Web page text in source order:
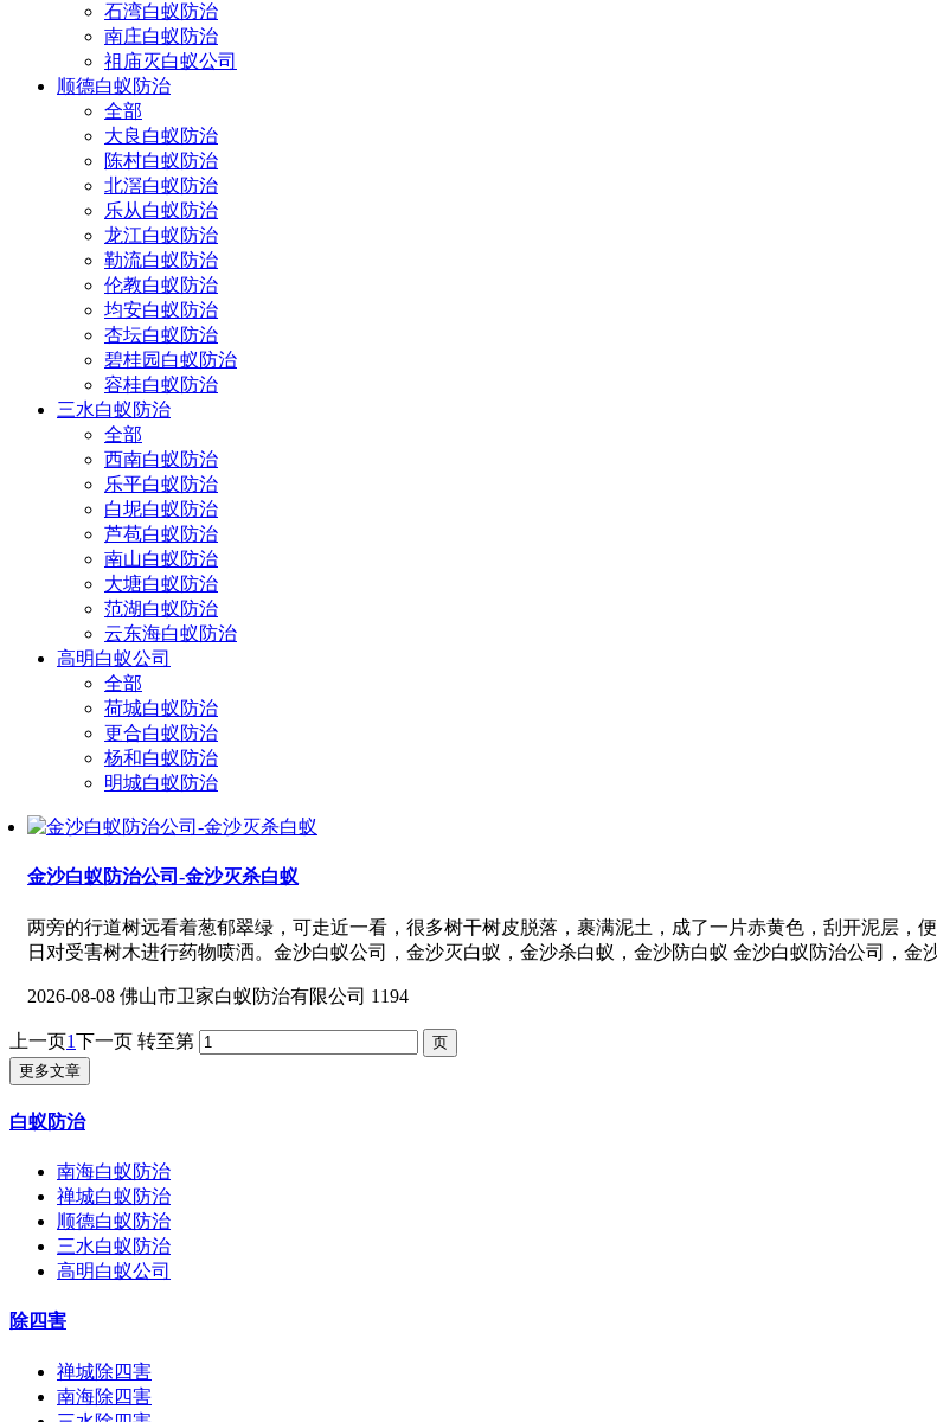
石湾白蚁防治
南庄白蚁防治
祖庙灭白蚁公司
顺德白蚁防治
全部
大良白蚁防治
陈村白蚁防治
北滘白蚁防治
乐从白蚁防治
龙江白蚁防治
勒流白蚁防治
伦教白蚁防治
均安白蚁防治
杏坛白蚁防治
碧桂园白蚁防治
容桂白蚁防治
三水白蚁防治
全部
西南白蚁防治
乐平白蚁防治
白坭白蚁防治
芦苞白蚁防治
南山白蚁防治
大塘白蚁防治
范湖白蚁防治
云东海白蚁防治
高明白蚁公司
全部
荷城白蚁防治
更合白蚁防治
杨和白蚁防治
明城白蚁防治
金沙白蚁防治公司-金沙灭杀白蚁
两旁的行道树远看着葱郁翠绿，可走近一看，很多树干树皮脱落，裹满泥土，成了一片赤黄色，刮开泥层，
日对受害树木进行药物喷洒。金沙白蚁公司，金沙灭白蚁，金沙杀白蚁，金沙防白蚁 金沙白蚁防治公司，金
2026-08-08 佛山市卫家白蚁防治有限公司 1194
上一页1下一页 转至第
更多文章
白蚁防治
南海白蚁防治
禅城白蚁防治
顺德白蚁防治
三水白蚁防治
高明白蚁公司
除四害
禅城除四害
南海除四害